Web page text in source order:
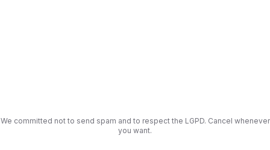
We committed not to send spam and to respect the LGPD. Cancel whenever
you want.